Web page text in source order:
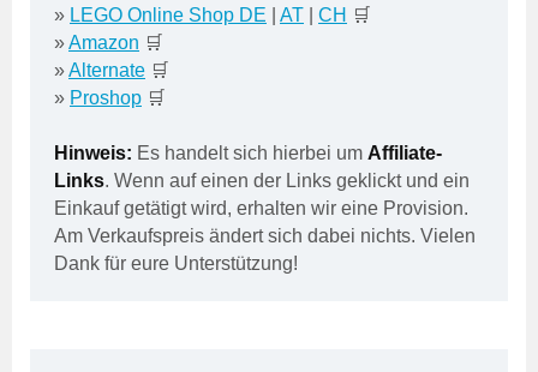
» LEGO Online Shop DE AT CH 🛒
»Amazon 🛒
»Alternate 🛒
» Proshop 🛒
Hinweis: Es handelt sich hierbei um Affiliate-
Links. Wenn auf einen der Links geklickt und ein
Einkauf getätigt wird, erhalten wir eine Provision.
Am Verkaufspreis ändert sich dabei nichts. Vielen
Dank für eure Unterstützung!